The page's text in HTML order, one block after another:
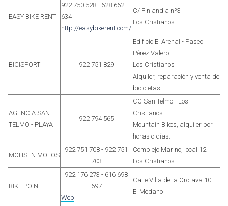
EASY BIKE RENT
922 750 528 - 628 662
634
http://easybikerent.com/
C/ Finlandia nº3
Los Cristianos
BICISPORT 922 751 829
Edificio El Arenal - Paseo
Pérez Valero
Los Cristianos
Alquiler, reparación y venta de
bicicletas
AGENCIA SAN
TELMO - PLAYA
922 794 565
CC San Telmo - Los
Cristianos
Mountain Bikes, alquiler por
horas o días.
MOHSEN MOTOS
922 751 708 - 922 751
703
Complejo Marino, local 12
Los Cristianos
BIKE POINT
922 176 273 - 616 698
697
Web
Calle Villa de la Orotava 10
El Médano